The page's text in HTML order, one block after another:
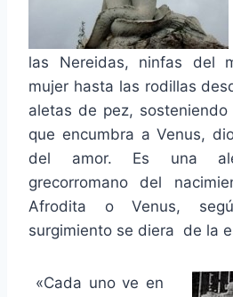
las Nereidas, ninfas del
mujer hasta las rodillas
aletas de pez,
que encumbra a Venus,
del amor. Es una
grecorromano del
Afrodita o Venus,
surgimiento se diera de la
«Cada uno ve en